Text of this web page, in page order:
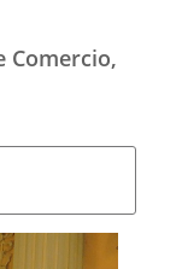
Comercio,